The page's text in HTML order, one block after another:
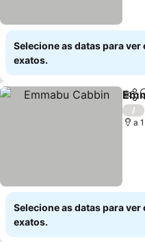
Selecione as datas para ver
exatos.
/
a
Selecione as datas para ver
exatos.